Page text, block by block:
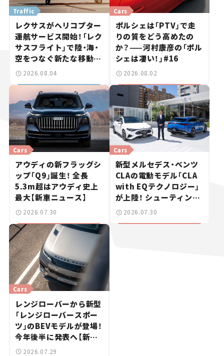
Traffic
レクサスがヘリコプター
運航サービス開始！「レク
サスフライト」で陸・海・
空をつなぐ新たな移動体
験とは
2026.08.04
Cars
ポルシェは「PTV」で走
りの質をどう高めたの
か？——河村康彦の「ポル
シェは凄い！」#16
2026.08.02
Cars
アウディの新フラッグシ
ップ「Q9」誕生！ 全長
5.3m超はアウディ史上
最大【新車ニュース】
2026.07.30
Cars
新型メルセデス・ベンツ
CLAの電動モデル「CLA
with EQテクノロジー」
が上陸！ シューティング
ブレークも発売【新車ニ
2026.07.30
Cars
レンジローバーから新型
「レンジローバースポー
ツ」のBEVモデルが登場！
今年後半に発表へ【新車
ニュース】
2026.07.29